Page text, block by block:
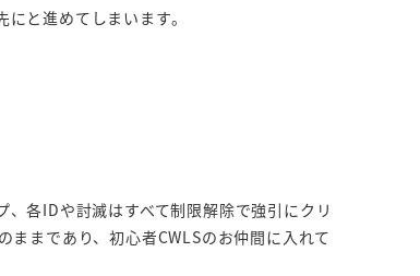
と進めてしまいます。
各IDや討滅はすべて制限解除で強引にクリ
まであり、初心者CWLSのお仲間に入れて